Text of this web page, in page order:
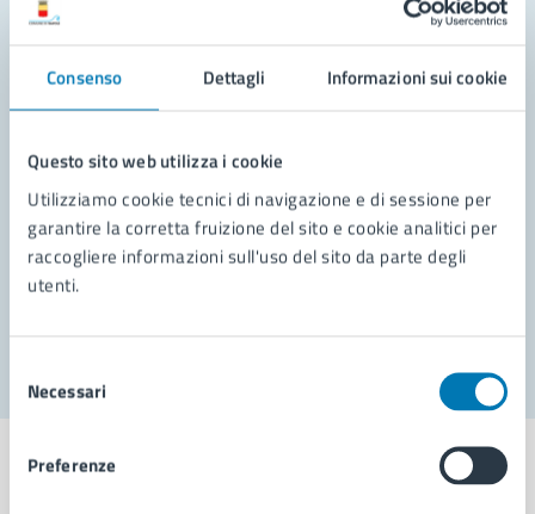
Consenso Dettagli Informazioni sui cookie
Questo sito web utilizza i cookie
Utilizziamo cookie tecnici di navigazione e di sessione per
garantire la corretta fruizione del sito e cookie analitici per
raccogliere informazioni sull'uso del sito da parte degli
utenti.
delNecessari
Preferenze
Leggi le domande frequenti
Richiedi assistenza
Prenota appuntamento
Problemi in città